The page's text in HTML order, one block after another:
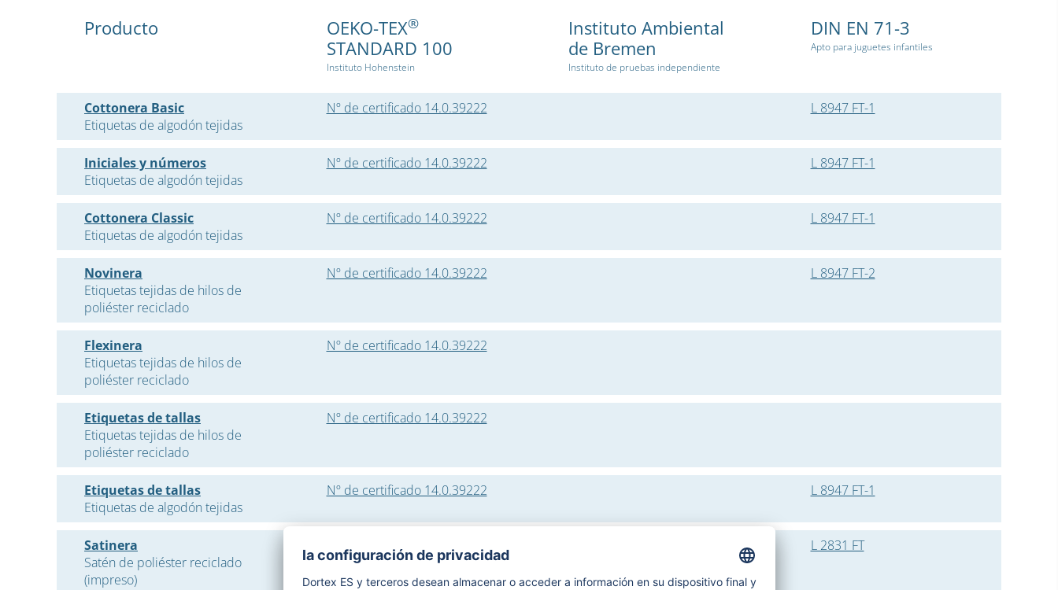
Producto OEKO-TEX®
STANDARD 100
Instituto Hohenstein
Instituto Ambiental
de Bremen
Instituto de pruebas independiente
DIN EN 71-3
Apto para juguetes infantiles
Cottonera Basic
Etiquetas de algodón tejidas
Nº de certificado 14.0.39222 L 8947 FT-1
Iniciales y números
Etiquetas de algodón tejidas
Nº de certificado 14.0.39222 L 8947 FT-1
Cottonera Classic
Etiquetas de algodón tejidas
Nº de certificado 14.0.39222 L 8947 FT-1
Novinera
Etiquetas tejidas de hilos de
poliéster reciclado
Nº de certificado 14.0.39222 L 8947 FT-2
Flexinera
Etiquetas tejidas de hilos de
poliéster reciclado
Nº de certificado 14.0.39222
Etiquetas de tallas
Etiquetas tejidas de hilos de
poliéster reciclado
Nº de certificado 14.0.39222
Etiquetas de tallas
Etiquetas de algodón tejidas
Nº de certificado 14.0.39222 L 8947 FT-1
Satinera
Satén de poliéster reciclado
(impreso)
L 2831 FT